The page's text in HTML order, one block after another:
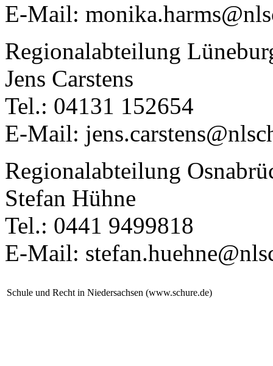
E-Mail:
Regionalabteilung
Jens Carstens
Tel.: 04131 152654
E-Mail:
Regionalabteilung
Stefan Hühne
Tel.: 0441 9499818
E-Mail:
Schule und Recht in Niedersachsen (www.schure.de)